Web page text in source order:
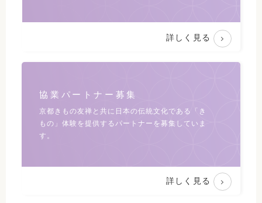
詳しく見る
協業パートナー募集
京都きもの友禅と共に日本の伝統文化である
「き
もの」体験を提供するパートナーを募集していま
す。
詳しく見る